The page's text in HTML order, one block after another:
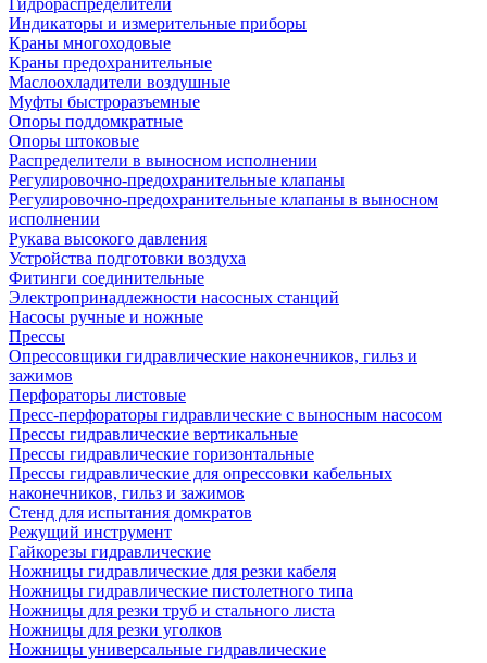
Гидрораспределители
Индикаторы и измерительные приборы
Краны многоходовые
Краны предохранительные
Маслоохладители воздушные
Муфты быстроразъемные
Опоры поддомкратные
Опоры штоковые
Распределители в выносном исполнении
Регулировочно-предохранительные клапаны
Регулировочно-предохранительные клапаны в выносном
исполнении
Рукава высокого давления
Устройства подготовки воздуха
Фитинги соединительные
Электропринадлежности насосных станций
Насосы ручные и ножные
Прессы
Опрессовщики гидравлические наконечников, гильз и
зажимов
Перфораторы листовые
Пресс-перфораторы гидравлические с выносным насосом
Прессы гидравлические вертикальные
Прессы гидравлические горизонтальные
Прессы гидравлические для опрессовки кабельных
наконечников, гильз и зажимов
Стенд для испытания домкратов
Режущий инструмент
Гайкорезы гидравлические
Ножницы гидравлические для резки кабеля
Ножницы гидравлические пистолетного типа
Ножницы для резки труб и стального листа
Ножницы для резки уголков
Ножницы универсальные гидравлические